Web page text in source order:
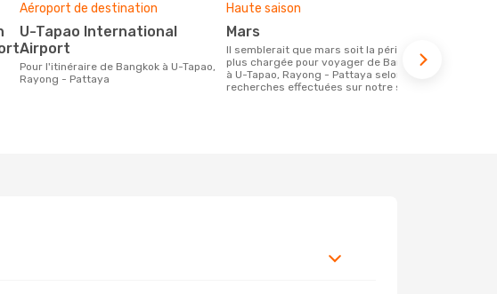
Aéroport de destination
U-Tapao International
Airport
Pour l'itinéraire de Bangkok à U-Tapao,
Rayong - Pattaya
Haute saison
mars
Il semblerait que mars soit la période la
plus chargée pour voyager de Bangkok
à U-Tapao, Rayong - Pattaya selon les
recherches effectuées sur notre site.